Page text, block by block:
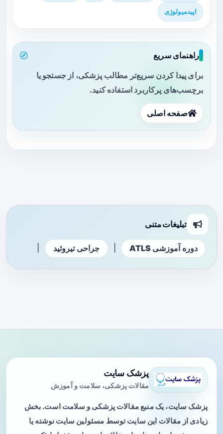
اپیدمیولوژی
راهنمای سریع
برای پیدا کردن سریع‌تر مطالب پزشکی، از جستجو یا
برچسب‌های پرکاربرد استفاده کنید.
صفحه اصلی
تبلیغات متنی
دوره آموزشی ATLS جراحی تیروئید
پزشک سایت
مقالات پزشکی، سلامت و آموزش
پزشک سایت، یک منبع مقالات پزشکی و سلامت است. بخش
زیادی از مقالات این سایت توسط مسئولین سایت نوشته یا